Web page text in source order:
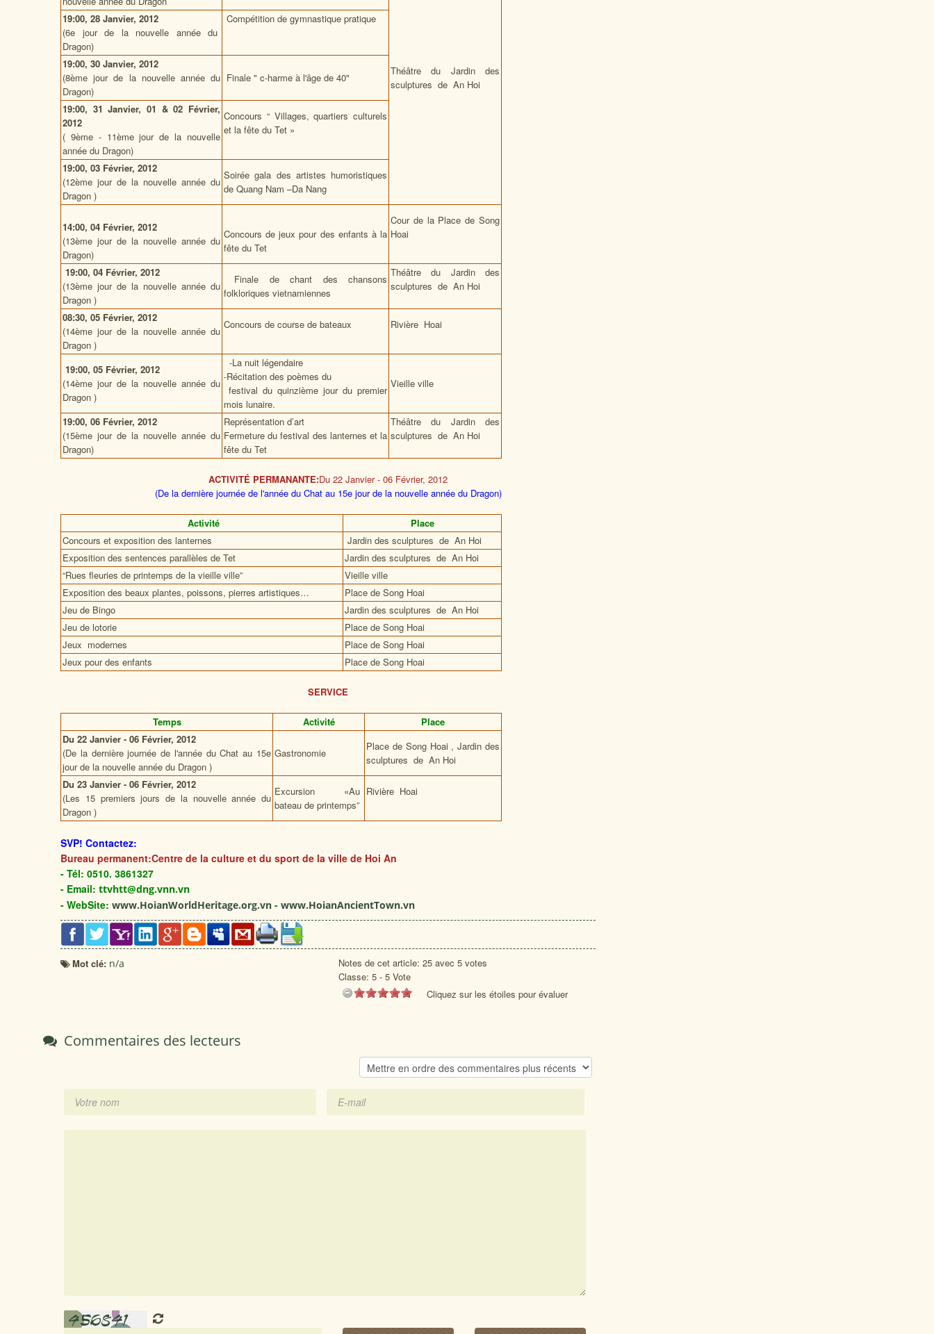
Théâtre du Jardin des
sculptures de An Hoi
19:00, 28 Janvier, 2012
(6e jour de la nouvelle année du
Dragon)
Compétition de gymnastique pratique
19:00, 30 Janvier, 2012
(8ème jour de la nouvelle année du
Dragon)
Finale " c-harme à l'âge de 40"
19:00, 31 Janvier, 01 & 02 Février,
2012
( 9ème - 11ème jour de la nouvelle
année du Dragon)
Concours “ Villages, quartiers culturels
et la fête du Tet »
19:00, 03 Février, 2012
(12ème jour de la nouvelle année du
Dragon )
Soirée gala des artistes humoristiques
de Quang Nam –Da Nang
14:00, 04 Février, 2012
(13ème jour de la nouvelle année du
Dragon)
Concours de jeux pour des enfants à la
fête du Tet
Cour de la Place de Song
Hoai
19:00, 04 Février, 2012
(13ème jour de la nouvelle année du
Dragon )
Finale de chant des chansons
folkloriques vietnamiennes
Théâtre du Jardin des
sculptures de An Hoi
08:30, 05 Février, 2012
(14ème jour de la nouvelle année du
Dragon )
Concours de course de bateaux Rivière Hoai
19:00, 05 Février, 2012
(14ème jour de la nouvelle année du
Dragon )
-La nuit légendaire
-Récitation des poèmes du
festival du quinzième jour du premier
mois lunaire.
Vieille ville
19:00, 06 Février, 2012
(15ème jour de la nouvelle année du
Dragon)
Représentation d’art
Fermeture du festival des lanternes et la
fête du Tet
Théâtre du Jardin des
sculptures de An Hoi
ACTIVITÉ PERMANANTE:Du 22 Janvier - 06 Février, 2012
(De la dernière journée de l'année du Chat au 15e jour de la nouvelle année du Dragon)
Activité
Place
Concours et exposition des lanternes
Jardin des sculptures de An Hoi
Exposition des sentences parallèles de Tet
Jardin des sculptures de An Hoi
“Rues fleuries de printemps de la vieille ville”
Vieille ville
Exposition des beaux plantes, poissons, pierres artistiques…
Place de Song Hoai
Jeu de Bingo
Jardin des sculptures de An Hoi
Jeu de lotorie
Place de Song Hoai
Jeux modernes
Place de Song Hoai
Jeux pour des enfants
Place de Song Hoai
SERVICE
Temps Activité
Place
Du 22 Janvier - 06 Février, 2012
(De la dernière journée de l'année du Chat au 15e
jour de la nouvelle année du Dragon )
Gastronomie
Place de Song Hoai , Jardin des
sculptures de An Hoi
Du 23 Janvier - 06 Février, 2012
(Les 15 premiers jours de la nouvelle année du
Dragon )
Excursion «Au
bateau de printemps”
Rivière Hoai
SVP! Contactez:
Bureau permanent:Centre de la culture et du sport de la ville de Hoi An
- Tél: 0510. 3861327
- Email: ttvhtt@dng.vnn.vn
- WebSite: www.HoianWorldHeritage.org.vn - www.HoianAncientTown.vn
Mot clé: n/a
Notes de cet article: 25 avec 5 votes
Classe: 5 - 5 Vote
Cliquez sur les étoiles pour évaluer
Commentaires des lecteurs